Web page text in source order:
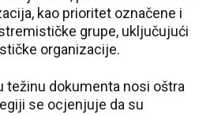
kao prioritet označene i
grupe, uključujući
organizacije.
težinu dokumenta nosi oštra
se ocjenjuje da su